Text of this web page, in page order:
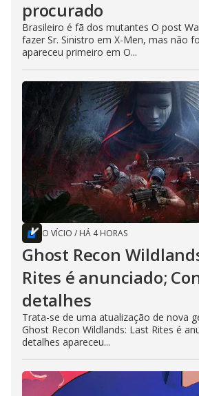
procurado
Brasileiro é fã dos mutantes O post
fazer Sr. Sinistro em X-Men, mas não
apareceu primeiro em O...
O VÍCIO / HÁ 4 HORAS
Ghost Recon
Rites é anunciado;
detalhes
Trata-se de uma atualização de nova
Ghost Recon Wildlands: Last Rites é
detalhes apareceu...